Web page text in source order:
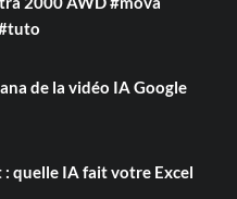
de la vidéo IA Google
quelle IA fait votre Excel